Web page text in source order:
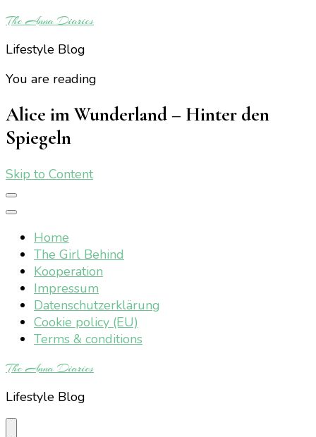
The Anna Diaries
Lifestyle Blog
You are reading
Alice im Wunderland – Hinter den
Spiegeln
Skip to Content
Home
The Girl Behind
Kooperation
Impressum
Datenschutzerklärung
Cookie policy (EU)
Terms & conditions
The Anna Diaries
Lifestyle Blog